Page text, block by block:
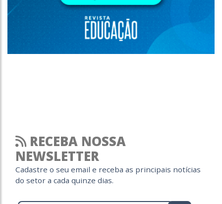
RECEBA NOSSA
NEWSLETTER
Cadastre o seu email e receba as principais notícias
do setor a cada quinze dias.